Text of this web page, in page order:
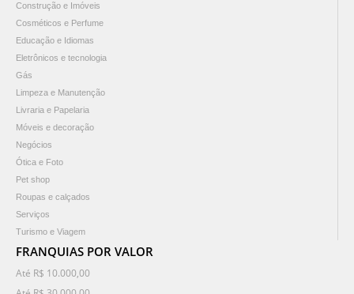
Construção e Imóveis
Cosméticos e Perfume
Educação e Idiomas
Eletrônicos e tecnologia
Gás
Limpeza e Manutenção
Livraria e Papelaria
Móveis e decoração
Negócios
Ótica e Foto
Pet shop
Roupas e calçados
Serviços
Turismo e Viagem
FRANQUIAS POR VALOR
Até R$ 10.000,00